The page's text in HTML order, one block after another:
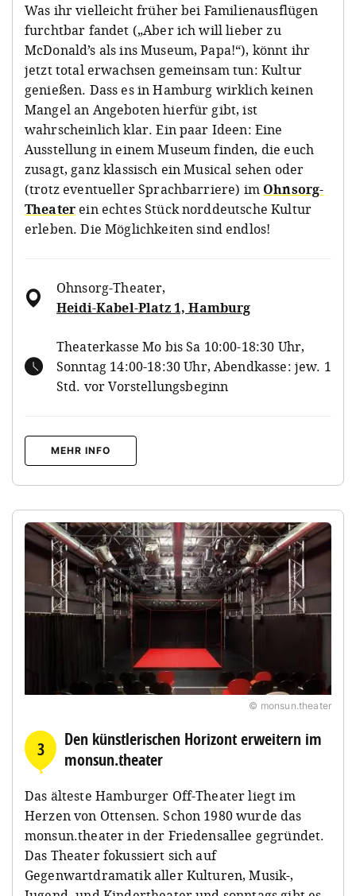
Was ihr vielleicht früher bei Familienausflügen
furchtbar fandet („Aber ich will lieber zu
McDonald’s als ins Museum, Papa!“), könnt ihr
jetzt total erwachsen gemeinsam tun: Kultur
genießen. Dass es in Hamburg wirklich keinen
Mangel an Angeboten hierfür gibt, ist
wahrscheinlich klar. Ein paar Ideen: Eine
Ausstellung in einem Museum finden, die euch
zusagt, ganz klassisch ein Musical sehen oder
(trotz eventueller Sprachbarriere) im Ohnsorg-
Theater ein echtes Stück norddeutsche Kultur
erleben. Die Möglichkeiten sind endlos!
Ohnsorg-Theater,
Heidi-Kabel-Platz 1, Hamburg
Theaterkasse Mo bis Sa 10:00-18:30 Uhr,
Sonntag 14:00-18:30 Uhr, Abendkasse: jew. 1
Std. vor Vorstellungsbeginn
MEHR INFO
© monsun.theater
3
Den künstlerischen Horizont erweitern im
monsun.theater
Das älteste Hamburger Off-Theater liegt im
Herzen von Ottensen. Schon 1980 wurde das
monsun.theater in der Friedensallee gegründet.
Das Theater fokussiert sich auf
Gegenwartdramatik aller Kulturen, Musik-,